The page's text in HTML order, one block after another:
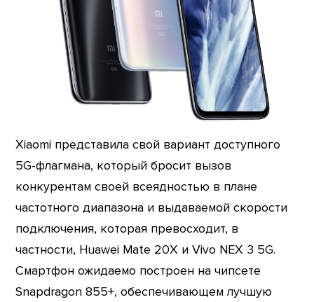
Xiaomi представила свой вариант доступного
5G-флагмана, который бросит вызов
конкурентам своей всеядностью в плане
частотного диапазона и выдаваемой скорости
подключения, которая превосходит, в
частности, Huawei Mate 20X и Vivo NEX 3 5G.
Смартфон ожидаемо построен на чипсете
Snapdragon 855+, обеспечивающем лучшую